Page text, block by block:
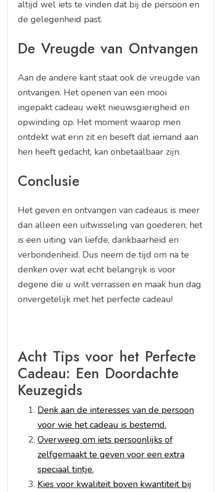
altijd wel iets te vinden dat bij de persoon en
de gelegenheid past.
De Vreugde van Ontvangen
Aan de andere kant staat ook de vreugde van
ontvangen. Het openen van een mooi
ingepakt cadeau wekt nieuwsgierigheid en
opwinding op. Het moment waarop men
ontdekt wat erin zit en beseft dat iemand aan
hen heeft gedacht, kan onbetaalbaar zijn.
Conclusie
Het geven en ontvangen van cadeaus is meer
dan alleen een uitwisseling van goederen; het
is een uiting van liefde, dankbaarheid en
verbondenheid. Dus neem de tijd om na te
denken over wat echt belangrijk is voor
degene die u wilt verrassen en maak hun dag
onvergetelijk met het perfecte cadeau!
Acht Tips voor het Perfecte
Cadeau: Een Doordachte
Keuzegids
Denk aan de interesses van de persoon
voor wie het cadeau is bestemd.
Overweeg om iets persoonlijks of
zelfgemaakt te geven voor een extra
speciaal tintje.
Kies voor kwaliteit boven kwantiteit bij